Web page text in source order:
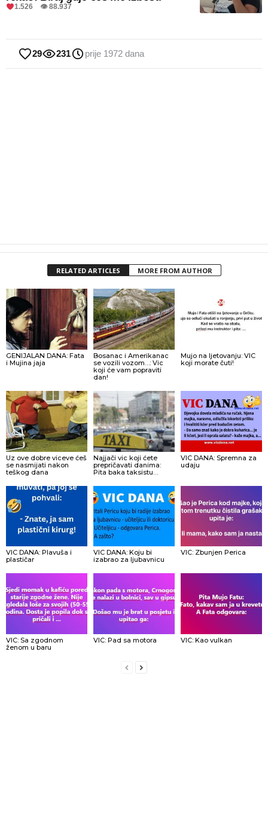
1.526 👁 88.937
29 231 prije 1972 dana
RELATED ARTICLES MORE FROM AUTHOR
GENIJALAN DANA: Fata
i Mujina jaja
Bosanac i Amerikanac
se vozili vozom…: Vic
koji će vam popraviti
dan!
Mujo na ljetovanju: VIC
koji morate čuti!
Uz ove dobre viceve ćeš
se nasmijati nakon
teškog dana
Najjači vic koji ćete
prepričavati danima:
Pita baka taksistu…
VIC DANA: Spremna za
udaju
VIC DANA: Plavuša i
plastičar
VIC DANA: Koju bi
izabrao za ljubavnicu
VIC: Zbunjen Perica
VIC: Sa zgodnom
ženom u baru
VIC: Pad sa motora VIC: Kao vulkan